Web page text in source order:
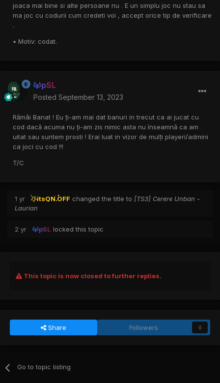
joaca mai bine si alte persoane nu . E un simplu joc nu stau sa
ma joc cu codurii cum credeti voi , accept orice tip de verificare
.
▪︎ Motiv: codat.
pSL
Posted September 13, 2023
Rămâi Banat ! Eu ți-am mai dat banuri in trecut ca ai jucat cu
cod dacă acuma nu ți-am zis nimic asta nu înseamnă ca am
uitat sau suntem prosti ! Erai luat in vizor de mulți playeri/admini
ca joci cu cod !!!
T/C
1 yr itsON.OFF changed the title to [TS3] Cerere Unban -
Laurian
2 yr pSL locked this topic
This topic is now closed to further replies.
Share Followers 0
Go to topic listing